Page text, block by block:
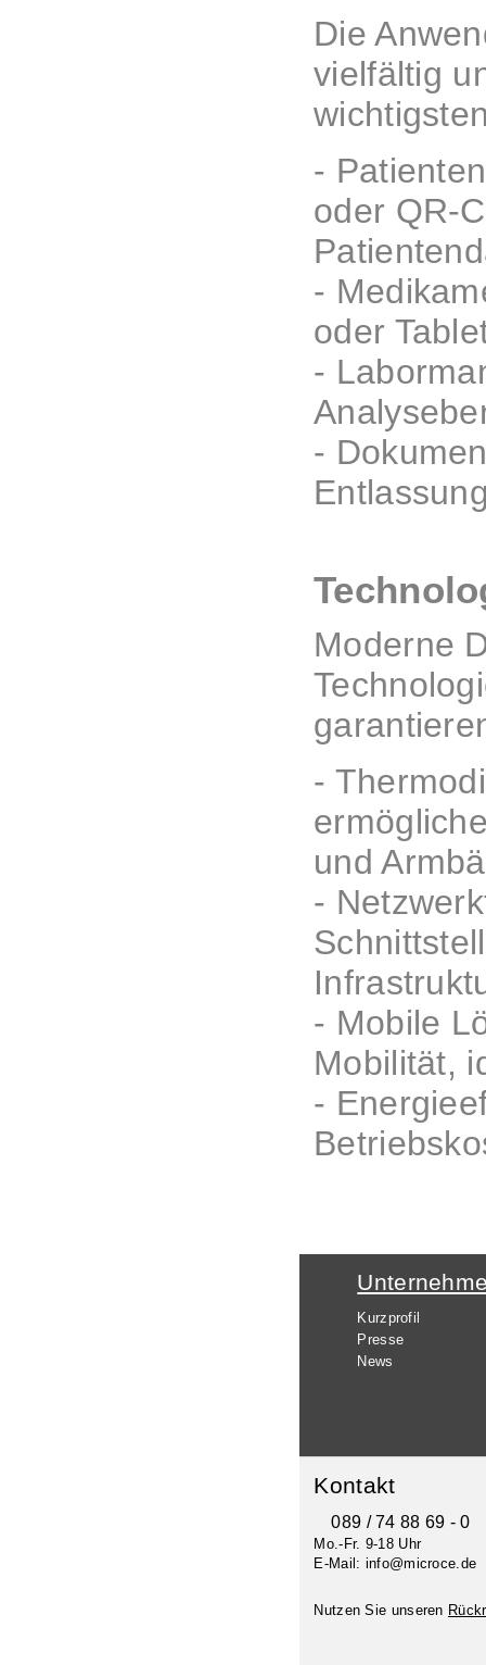
Die
vielfältig
-
oder QR-
-
oder
-
-
Moderne
-
und
-
- Mobile
Mobilität,
-
Kurzprofil
Presse
News
Kontakt
089 / 74 88 69 - 0
Mo.-Fr. 9-18 Uhr
E-Mail: info@microce.de
Nutzen Sie unseren